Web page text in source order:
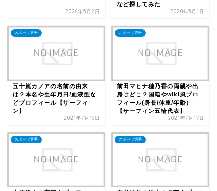
2020年5月2日
など探してみた
2020年5月1日
スポーツ選手
五十嵐カノアの名前の由来
は？本名や生年月日/血液型な
どプロフィール【サーフィ
ン】
2021年7月15日
スポーツ選手
前田マヒナ穂乃香の両親や出
身はどこ？国籍やwiki風プロ
フィール(身長/体重/年齢）
【サーフィン五輪代表】
2021年7月17日
スポーツ選手 スポーツ選手